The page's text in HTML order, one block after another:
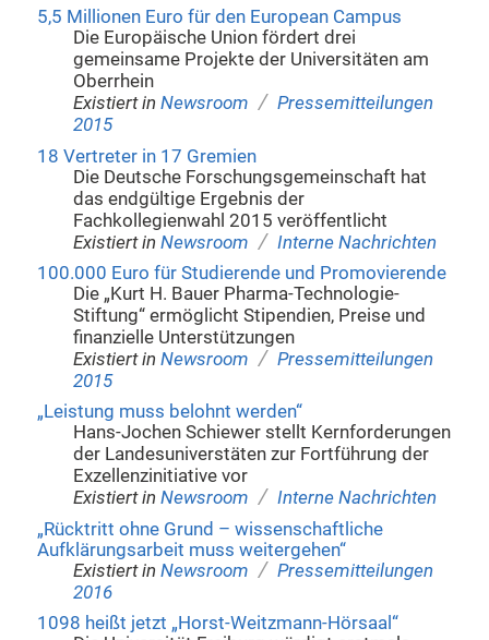
5,5 Millionen Euro für den European Campus
Die Europäische Union fördert drei
gemeinsame Projekte der Universitäten am
Oberrhein
Existiert in Newsroom / Pressemitteilungen
2015
18 Vertreter in 17 Gremien
Die Deutsche Forschungsgemeinschaft hat
das endgültige Ergebnis der
Fachkollegienwahl 2015 veröffentlicht
Existiert in Newsroom / Interne Nachrichten
100.000 Euro für Studierende und Promovierende
Die „Kurt H. Bauer Pharma-Technologie-
Stiftung“ ermöglicht Stipendien, Preise und
finanzielle Unterstützungen
Existiert in Newsroom / Pressemitteilungen
2015
„Leistung muss belohnt werden“
Hans-Jochen Schiewer stellt Kernforderungen
der Landesuniverstäten zur Fortführung der
Exzellenzinitiative vor
Existiert in Newsroom / Interne Nachrichten
„Rücktritt ohne Grund – wissenschaftliche
Aufklärungsarbeit muss weitergehen“
Existiert in Newsroom / Pressemitteilungen
2016
1098 heißt jetzt „Horst-Weitzmann-Hörsaal“